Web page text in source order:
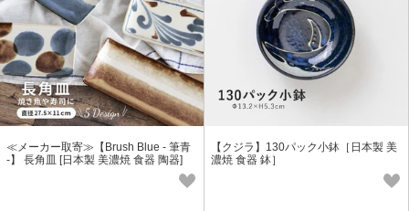
≪メーカー取寄≫【Brush Blue - 筆青
-】 長角皿 [日本製 美濃焼 食器 陶器]
【クジラ】130パック小鉢［日本製 美
濃焼 食器 鉢］